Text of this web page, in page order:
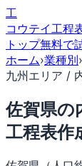
工
コウテイ工程
トップ無料で
ホーム›業種別›
九州エリア /
佐賀県の
工程表作